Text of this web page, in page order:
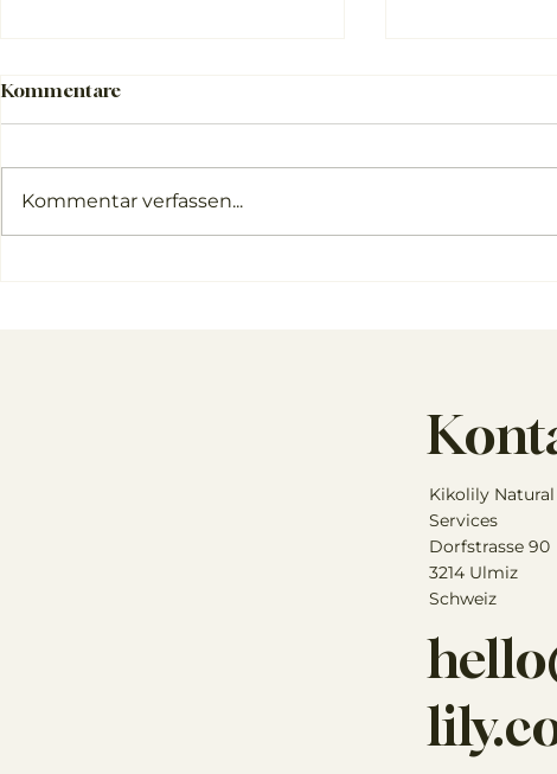
Kommentare
Kommentar verfassen...
Kikolily
Services
Dorfstrasse 90
3214 Ulmiz
Schweiz